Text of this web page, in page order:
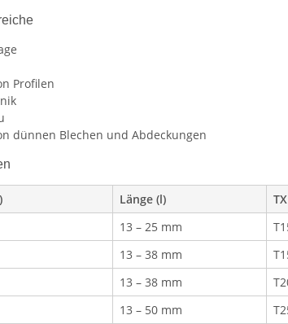
Profilen
dünnen Blechen und Abdeckungen
Länge (l) TX
13 – 25 mm
13 – 38 mm
13 – 38 mm
13 – 50 mm